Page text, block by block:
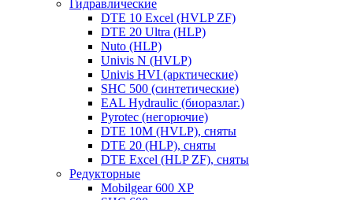
Гидравлические
DTE 10 Excel (HVLP ZF)
DTE 20 Ultra (HLP)
Nuto (HLP)
Univis N (HVLP)
Univis HVI (арктические)
SHC 500 (синтетические)
EAL Hydraulic (биоразлаг.)
Pyrotec (негорючие)
DTE 10M (HVLP), сняты
DTE 20 (HLP), сняты
DTE Excel (HLP ZF), сняты
Редукторные
Mobilgear 600 XP